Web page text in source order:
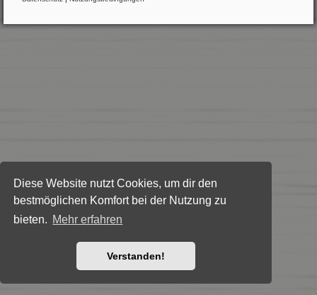
Diese Website nutzt Cookies, um dir den
bestmöglichen Komfort bei der Nutzung zu
bieten. Mehr erfahren
Verstanden!